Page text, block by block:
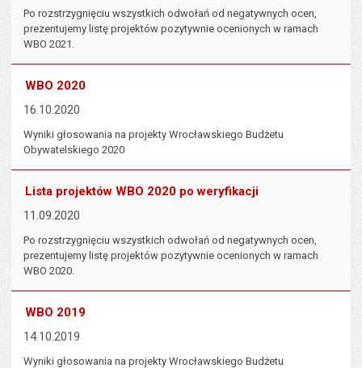
Po rozstrzygnięciu wszystkich odwołań od negatywnych ocen,
prezentujemy listę projektów pozytywnie ocenionych w ramach
WBO 2021.
WBO 2020
16.10.2020
Wyniki głosowania na projekty Wrocławskiego Budżetu
Obywatelskiego 2020
Lista projektów WBO 2020 po weryfikacji
11.09.2020
Po rozstrzygnięciu wszystkich odwołań od negatywnych ocen,
prezentujemy listę projektów pozytywnie ocenionych w ramach
WBO 2020.
WBO 2019
14.10.2019
Wyniki głosowania na projekty Wrocławskiego Budżetu